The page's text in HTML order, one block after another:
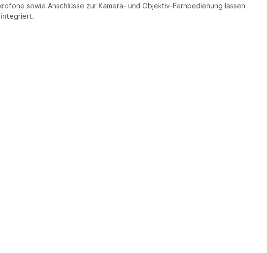
sowie Anschlüsse zur Kamera- und Objektiv-Fernbedienung lassen
integriert.